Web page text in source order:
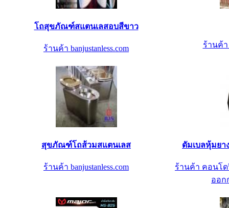
โถสุขภัณฑ์สแตนเลสอบสีขาว
ร้านค้า banjustanless.com ร้านค้
สุขภัณฑ์โถส้วมสแตนเลส
ร้านค้า banjustanless.com
ดัมเบลหุ้มยา
ร้านค้า คอนโด
ออก